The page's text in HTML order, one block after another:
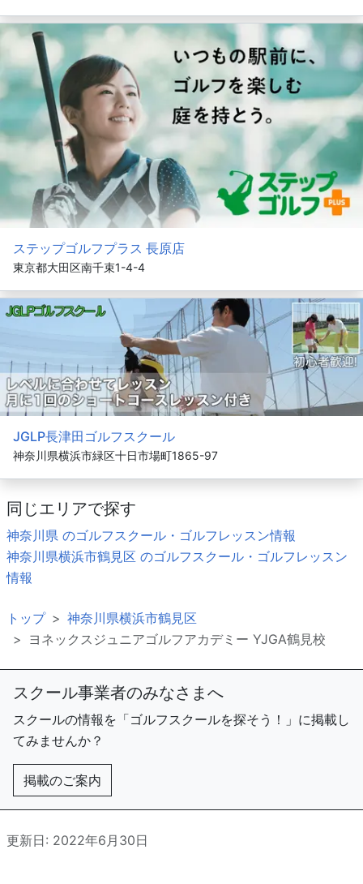
ステップゴルフプラス 長原店
東京都大田区南千束1-4-4
JGLP長津田ゴルフスクール
神奈川県横浜市緑区十日市場町1865-97
同じエリアで探す
神奈川県 のゴルフスクール・ゴルフレッスン情報
神奈川県横浜市鶴見区 のゴルフスクール・ゴルフレッスン
情報
トップ
神奈川県横浜市鶴見区
ヨネックスジュニアゴルフアカデミー YJGA鶴見校
スクール事業者のみなさまへ
スクールの情報を「ゴルフスクールを探そう！」に掲載し
てみませんか？
掲載のご案内
更新日: 2022年6月30日